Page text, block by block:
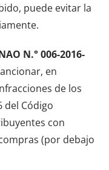
puede evitar la
N.° 006-2016-
en
de los
del Código
con
(por debajo